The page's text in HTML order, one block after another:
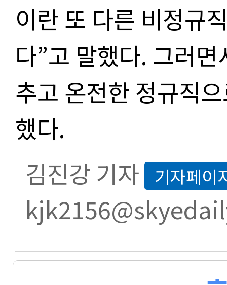
이란 또 다른 비정규
다”고 말했다. 그러
추고 온전한 정규직
했다.
김진강 기자 기자페이